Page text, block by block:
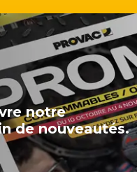
notre
de nouveautés.